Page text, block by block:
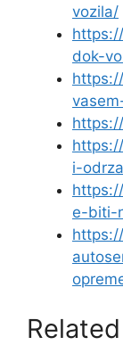
vozila/
dok-
i-
e-biti-